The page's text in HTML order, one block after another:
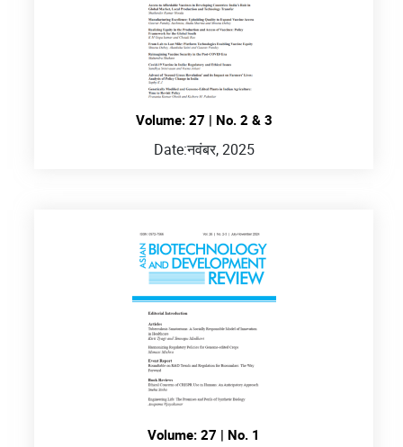
Volume: 27 | No. 2 & 3
Date:नवंबर, 2025
Volume: 27 | No. 1